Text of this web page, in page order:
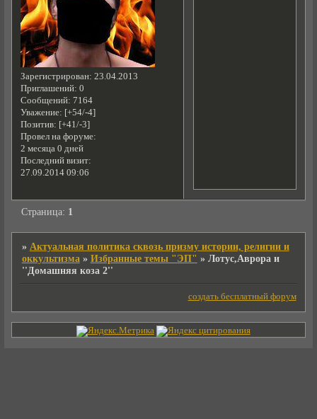
Зарегистрирован: 23.04.2013
Приглашений: 0
Сообщений: 7164
Уважение: [+54/-4]
Позитив: [+41/-3]
Провел на форуме:
2 месяца 0 дней
Последний визит:
27.09.2014 09:06
Страница: 1
» Актуальная политика сквозь призму истории, религии и
оккультизма » Избранные темы "ЭП" » Лотус,Аврора и
''Домашняя коза 2''
создать бесплатный форум